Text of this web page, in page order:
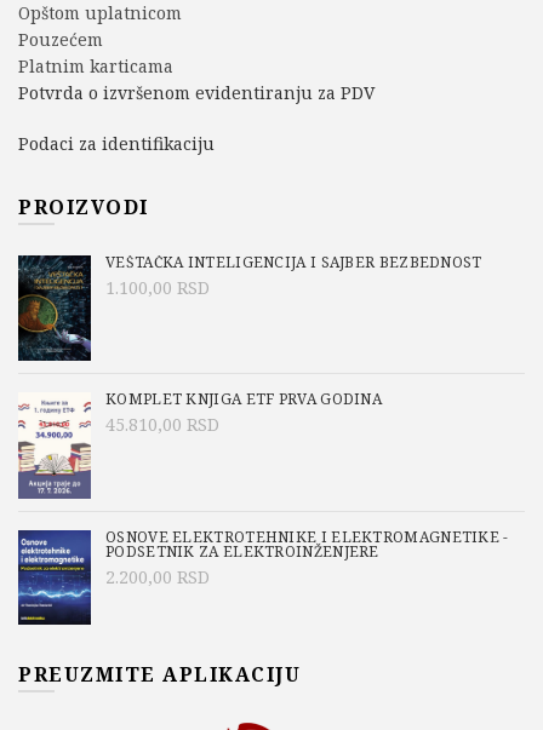
Opštom uplatnicom
Pouzećem
Platnim karticama
Potvrda o izvršenom evidentiranju za PDV
Podaci za identifikaciju
PROIZVODI
VEŠTAČKA INTELIGENCIJA I SAJBER BEZBEDNOST
1.100,00 RSD
KOMPLET KNJIGA ETF PRVA GODINA
45.810,00 RSD
OSNOVE ELEKTROTEHNIKE I ELEKTROMAGNETIKE -
PODSETNIK ZA ELEKTROINŽENJERE
2.200,00 RSD
PREUZMITE APLIKACIJU